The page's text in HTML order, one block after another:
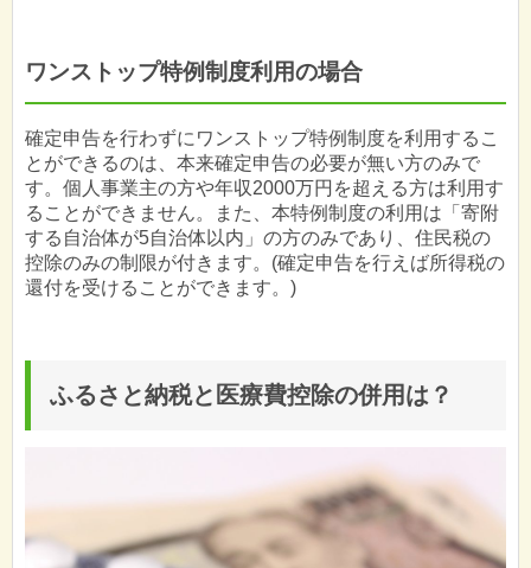
ワンストップ特例制度利用の場合
確定申告を行わずにワンストップ特例制度を利用するこ
とができるのは、本来確定申告の必要が無い方のみで
す。個人事業主の方や年収2000万円を超える方は利用す
ることができません。また、本特例制度の利用は「寄附
する自治体が5自治体以内」の方のみであり、住民税の
控除のみの制限が付きます。(確定申告を行えば所得税の
還付を受けることができます。)
ふるさと納税と医療費控除の併用は？